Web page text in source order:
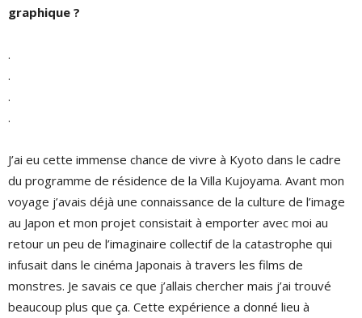
graphique ?
.
.
.
.
J’ai eu cette immense chance de vivre à Kyoto dans le cadre
du programme de résidence de la Villa Kujoyama. Avant mon
voyage j’avais déjà une connaissance de la culture de l’image
au Japon et mon projet consistait à emporter avec moi au
retour un peu de l’imaginaire collectif de la catastrophe qui
infusait dans le cinéma Japonais à travers les films de
monstres. Je savais ce que j’allais chercher mais j’ai trouvé
beaucoup plus que ça. Cette expérience a donné lieu à